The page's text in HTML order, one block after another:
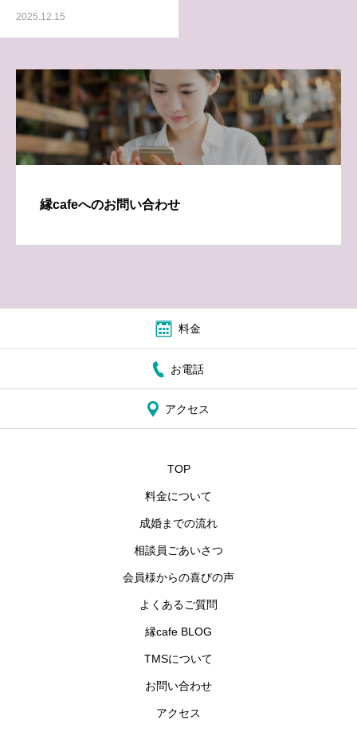
2025.12.15
縁cafeへのお問い合わせ
料金
お電話
アクセス
TOP
料金について
成婚までの流れ
相談員ごあいさつ
会員様からの喜びの声
よくあるご質問
縁cafe BLOG
TMSについて
お問い合わせ
アクセス